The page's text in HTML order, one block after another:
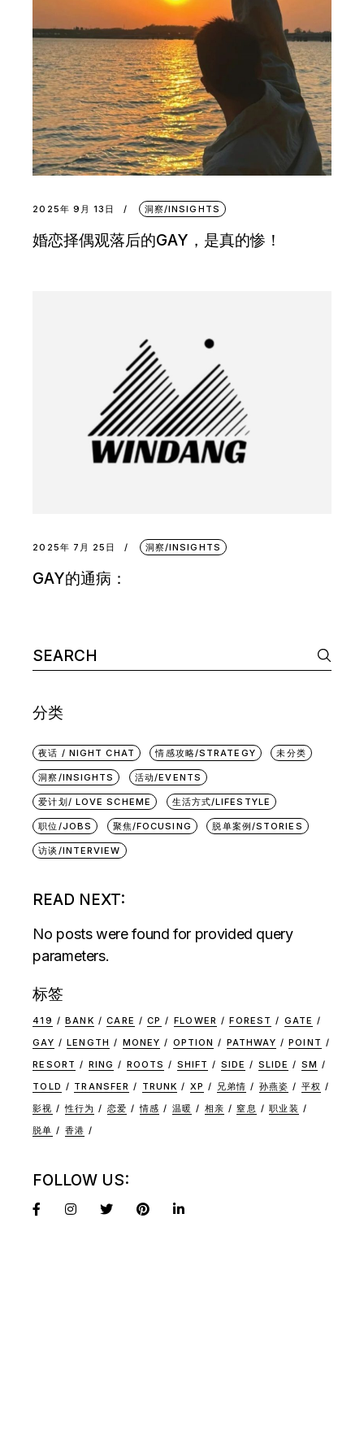
2025年 9月 13日 洞察/INSIGHTS
婚恋择偶观落后的GAY，是真的惨！
2025年 7月 25日 洞察/INSIGHTS
GAY的通病：
Search
for:
分类
夜话 / NIGHT CHAT 情感攻略/STRATEGY 未分类
洞察/INSIGHTS 活动/EVENTS
爱计划/ LOVE SCHEME 生活方式/LIFESTYLE
职位/JOBS 聚焦/FOCUSING 脱单案例/STORIES
访谈/INTERVIEW
READ NEXT:
No posts were found for provided query
parameters.
标签
419 BANK CARE CP FLOWER FOREST
GATE
GAY
LENGTH MONEY OPTION PATHWAY
POINT
RESORT
RING ROOTS SHIFT SIDE SLIDE
SM
TOLD
TRANSFER TRUNK XP 兄弟情 孙燕姿
平权
影视
性行为 恋爱 情感 温暖 相亲 窒息
职业装
脱单
香港
FOLLOW US: